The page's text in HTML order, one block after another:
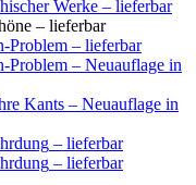
Werke – lieferbar
– lieferbar
Problem – lieferbar
Problem – Neuauflage in
Kants – Neuauflage in
– lieferbar
– lieferbar